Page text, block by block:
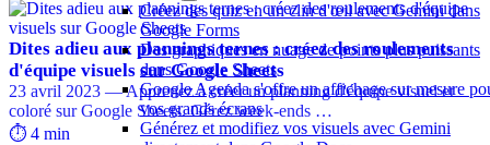
Créez des quiz en un clin d'œil avec Gemini dans
Google Forms
Des graphiques en nuage de points plus puissants
dans Google Sheets
Google Agenda s'offre un affichage sur mesure
vos grands écrans
Générez et modifiez vos visuels avec Gemini
Dites adieu aux plannings ternes : créez des roulements
d'équipe visuels sur Google Sheets
23 avril 2023 — Apprenez à créer un planning d'équipe visuel et
coloré sur Google Sheets. Gérez week-ends …
⏱️ 4 min